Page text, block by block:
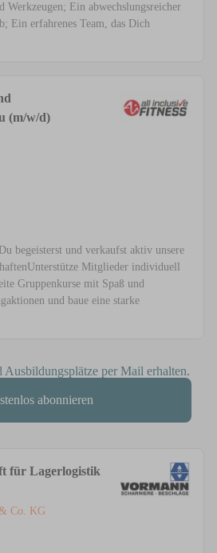
Werkzeugen; Ein abwechslungsreicher
Ein erfahrenes Team, das Dich
(m/w/d)
begeisterst und verkaufst aktiv unsere
Mitglieder individuell
Gruppenkurse mit Spaß und
und baue eine starke
Ausbildungsplätze per Mail erhalten.
abonnieren
für Lagerlogistik
Co. KG